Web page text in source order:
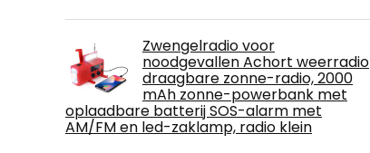
Zwengelradio voor
noodgevallen Achort weerradio
draagbare zonne-radio, 2000
mAh zonne-powerbank met
oplaadbare batterij SOS-alarm met
AM/FM en led-zaklamp, radio klein